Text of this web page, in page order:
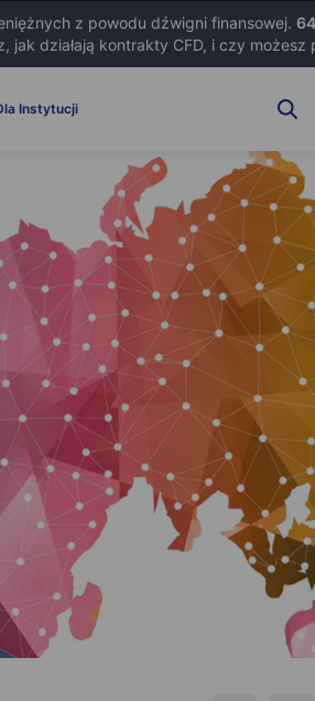
z powodu dźwigni finansowej. 64
jak działają kontrakty CFD, i czy
Instytucji